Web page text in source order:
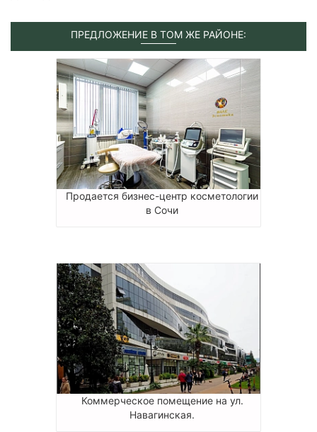
ПРЕДЛОЖЕНИЕ В ТОМ ЖЕ РАЙОНЕ:
Продается бизнес-центр косметологии
в Сочи
Коммерческое помещение на ул.
Навагинская.